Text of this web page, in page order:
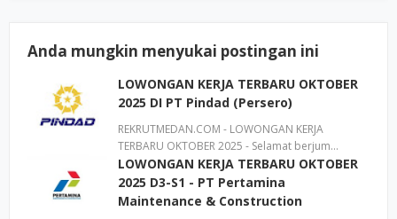
Anda mungkin menyukai postingan ini
LOWONGAN KERJA TERBARU OKTOBER
2025 DI PT Pindad (Persero)
REKRUTMEDAN.COM - LOWONGAN KERJA
TERBARU OKTOBER 2025 - Selamat berjum…
LOWONGAN KERJA TERBARU OKTOBER
2025 D3-S1 - PT Pertamina
Maintenance & Construction